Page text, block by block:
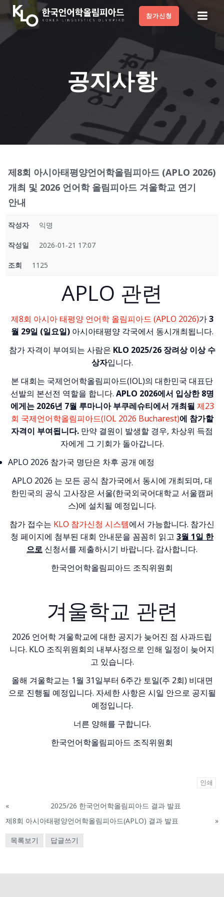
Skip
to
content
참가신청
공지사항
제8회 아시아태평양언어학올림피아드 (APLO 2026)
개최 및 2026 언어학 올림피아드 겨울학교 연기
안내
작성자 익명
작성일 2026-01-21 17:07
조회 1125
APLO 관련
제8회 아시아 태평양 언어학 올림피아드 (APLO 2026)가3
월 29일 (일요일)아시아태평양 각국에서 동시개최됩니다.
참가 자격이 부여되는 사람은 KLO 2025/26 장려상 이상 수
상자입니다.
본 대회는 국제언어학올림피아드(IOL)의 대한민국 대표단
선발의 본선전 역할을 합니다. APLO 2026에서 입상한 8명
에게는 2026년 7월 루마니아 부쿠레슈티에서 개최될 제23
회 국제언어학올림피아드(IOL 2026 Bucharest)에 참가할
자격이 부여됩니다. 만약 결원이 발생할 경우, 차상위 득점
자에게 그 기회가 돌아갑니다.
APLO 2026 참가국 명단은 차후 공개 예정
APLO 2026 는 모든 공식 참가국에서 동시에 개최되며, 대
한민국의 공식 고사장은 서울(한국외국어대학교 서울캠퍼
스)에 설치될 예정입니다.
참가 접수는 KLO 참가신청 시스템에서 가능합니다. 참가신
청 페이지에 첨부된 대회 안내문을 꼼꼼히 읽고 3월 1일 한
으로 신청서를 제출하시기 바랍니다. 감사합니다.
한국언어학올림피아드 조직위원회
겨울학교 관련
2026 언어학 겨울학교에 대한 공지가 늦어진 점 사과드립
니다. KLO 조직위원회의 내부사정으로 인해 일정이 늦어지
고 있습니다.
올해 겨울학교는 1월 31일부터 6주간 토일(주 2회) 비대면
으로 진행될 예정입니다. 자세한 사항은 시일 안으로 공지될
예정입니다.
너른 양해를 구합니다.
한국언어학올림피아드 조직위원회
인쇄
«
2025/26 한국언어학올림피아드 결과 발표
제8회 아시아태평양언어학올림피아드(APLO) 결과 발표
»
목록보기 답글쓰기